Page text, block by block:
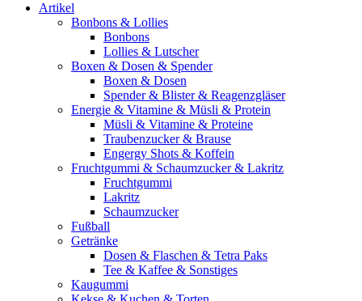
Artikel
Bonbons & Lollies
Bonbons
Lollies & Lutscher
Boxen & Dosen & Spender
Boxen & Dosen
Spender & Blister & Reagenzgläser
Energie & Vitamine & Müsli & Protein
Müsli & Vitamine & Proteine
Traubenzucker & Brause
Engergy Shots & Koffein
Fruchtgummi & Schaumzucker & Lakritz
Fruchtgummi
Lakritz
Schaumzucker
Fußball
Getränke
Dosen & Flaschen & Tetra Paks
Tee & Kaffee & Sonstiges
Kaugummi